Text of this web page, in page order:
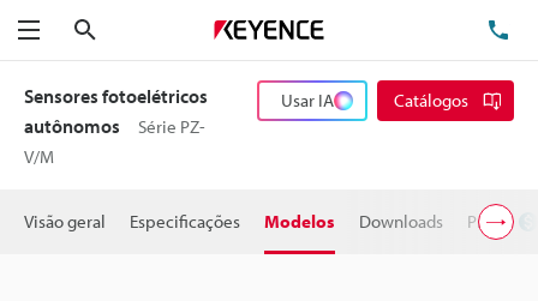
Menu
Sensores fotoelétricos
autônomos
Série PZ-
V/M
Usar IA Catálogos
Visão geral Especificações Modelos Downloads Preço